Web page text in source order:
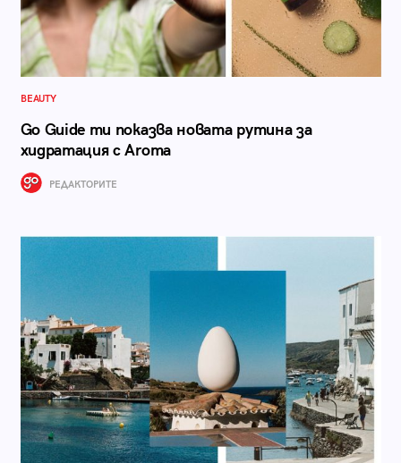
BEAUTY
Go Guide ти показва новата рутина за
хидратация с Aroma
РЕДАКТОРИТЕ